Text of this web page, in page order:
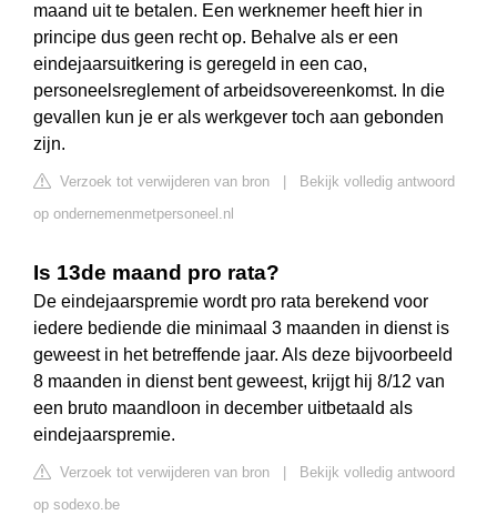
maand uit te betalen. Een werknemer heeft hier in
principe dus geen recht op. Behalve als er een
eindejaarsuitkering is geregeld in een cao,
personeelsreglement of arbeidsovereenkomst. In die
gevallen kun je er als werkgever toch aan gebonden
zijn.
Verzoek tot verwijderen van bron
Bekijk volledig antwoord
op ondernemenmetpersoneel.nl
Is 13de maand pro rata?
De eindejaarspremie wordt pro rata berekend voor
iedere bediende die minimaal 3 maanden in dienst is
geweest in het betreffende jaar. Als deze bijvoorbeeld
8 maanden in dienst bent geweest, krijgt hij 8/12 van
een bruto maandloon in december uitbetaald als
eindejaarspremie.
Verzoek tot verwijderen van bron
Bekijk volledig antwoord
op sodexo.be